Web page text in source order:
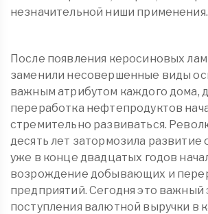
незначительной ниши применения.
После появления керосиновых
заменили несовершенные виды
важным атрибутом каждого дома,
переработка нефтепродуктов
стремительно развиваться.
десять лет затормозила развитие
уже в конце двадцатых годов
возрождение добывающих и
предприятий. Сегодня это важный
поступления валютной выручки в